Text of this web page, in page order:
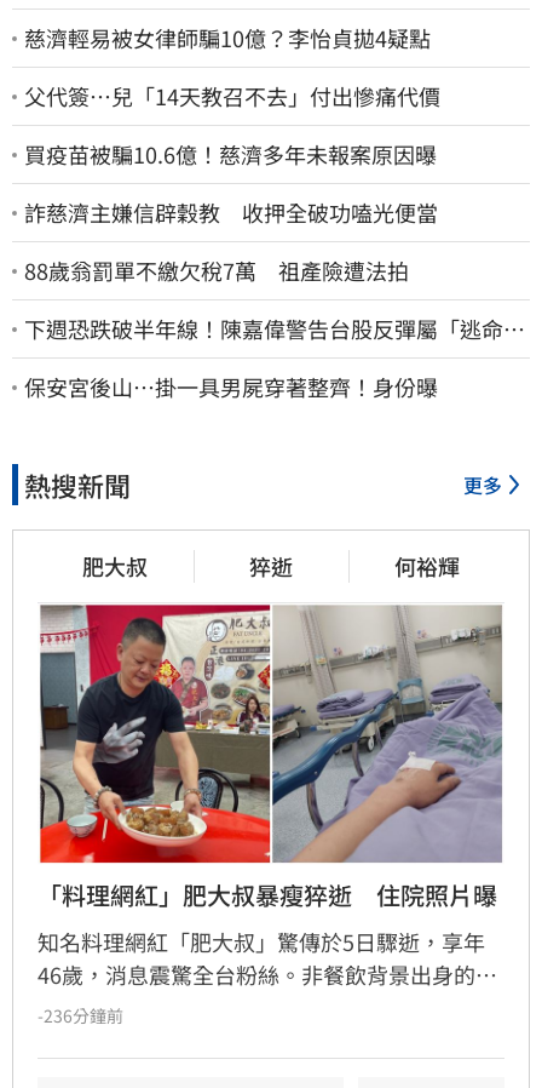
慈濟輕易被女律師騙10億？李怡貞拋4疑點
父代簽…兒「14天教召不去」付出慘痛代價
買疫苗被騙10.6億！慈濟多年未報案原因曝
詐慈濟主嫌信辟穀教 收押全破功嗑光便當
88歲翁罰單不繳欠稅7萬 祖產險遭法拍
下週恐跌破半年線！陳嘉偉警告台股反彈屬「逃命
波」：空頭大屠殺剛開始
保安宮後山…掛一具男屍穿著整齊！身份曝
熱搜新聞 更多
肥大叔 猝逝 何裕輝
「料理網紅」肥大叔暴瘦猝逝　住院照片曝
知名料理網紅「肥大叔」驚傳於5日驟逝，享年
46歲，消息震驚全台粉絲。非餐飲背景出身的
他，憑藉親切教學與拚勁，將直播事業經營得有
-236分鐘前